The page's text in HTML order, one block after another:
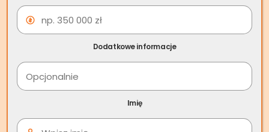
Brak numeru księgi wieczystej
a umowa kupna/sprzedaży
mieszkania – co oznacza
Księga wieczysta to dokument zawierający wszystkie
Dodatkowe informacje
Imię